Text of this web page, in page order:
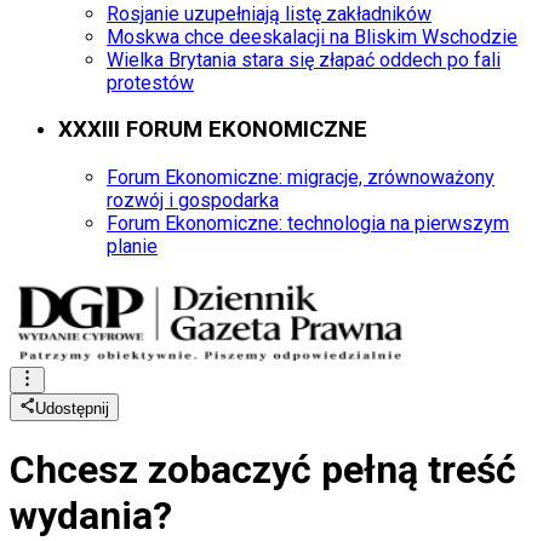
Rosjanie uzupełniają listę zakładników
Moskwa chce deeskalacji na Bliskim Wschodzie
Wielka Brytania stara się złapać oddech po fali
protestów
XXXIII FORUM EKONOMICZNE
Forum Ekonomiczne: migracje, zrównoważony
rozwój i gospodarka
Forum Ekonomiczne: technologia na pierwszym
planie
Udostępnij
Chcesz zobaczyć pełną treść
wydania?